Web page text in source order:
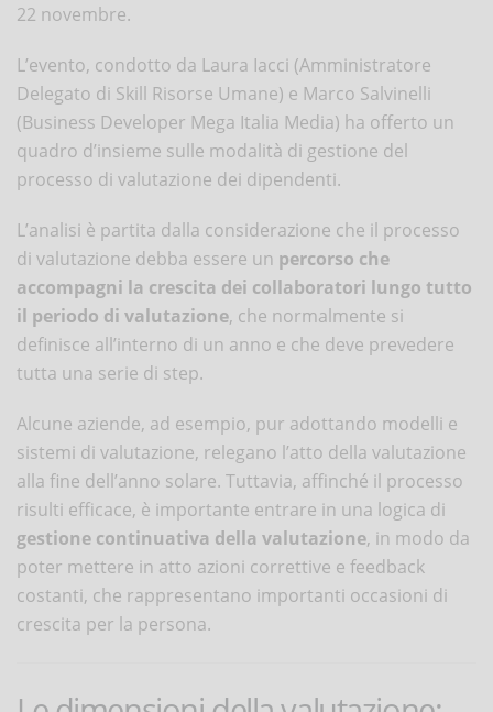
22 novembre.
L’evento, condotto da Laura Iacci (Amministratore
Delegato di Skill Risorse Umane) e Marco Salvinelli
(Business Developer Mega Italia Media) ha offerto un
quadro d’insieme sulle modalità di gestione del
processo di valutazione dei dipendenti.
L’analisi è partita dalla considerazione che il processo
di valutazione debba essere un percorso che
accompagni la crescita dei collaboratori lungo tutto
il periodo di valutazione, che normalmente si
definisce all’interno di un anno e che deve prevedere
tutta una serie di step.
Alcune aziende, ad esempio, pur adottando modelli e
sistemi di valutazione, relegano l’atto della valutazione
alla fine dell’anno solare. Tuttavia, affinché il processo
risulti efficace, è importante entrare in una logica di
gestione continuativa della valutazione, in modo da
poter mettere in atto azioni correttive e feedback
costanti, che rappresentano importanti occasioni di
crescita per la persona.